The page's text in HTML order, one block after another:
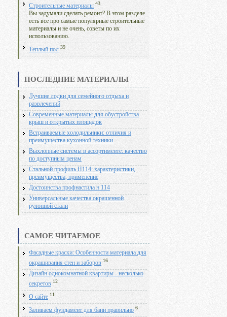
Строительные материалы 43
Вы задумали сделать ремонт? В этом разделе
есть все про самые популярные строительные
материалы и не очень, советы по их
использованию.
Теплый пол 39
ПОСЛЕДНИЕ МАТЕРИАЛЫ
Лучшие лодки для семейного отдыха и
развлечений
Современные материалы для обустройства
крыш и открытых площадок
Встраиваемые холодильники: отличия и
преимущества кухонной техники
Выхлопные системы в ассортименте: качество
по доступным ценам
Стальной профиль Н114: характеристики,
преимущества, применение
Достоинства профнастила н 114
Универсальные качества окрашенной
рулонной стали
САМОЕ ЧИТАЕМОЕ
Фасадные краски: Особенности материала для
окрашивания стен и заборов 16
Дизайн однокомнатной квартиры - несколько
секретов 12
О сайте 11
Заливаем фундамент для бани правильно 6